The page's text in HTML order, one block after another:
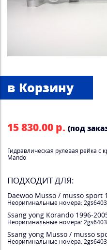
15 830.00 р. (под
Гидравлическая рулевая рейка с
Mando
ПОДХОДИТ ДЛЯ:
Daewoo Musso / musso sport
Неоригинальные номера:
Ssang yong Korando 1996-
Неоригинальные номера:
Ssang yong Musso / musso
Неоригинальные номера: